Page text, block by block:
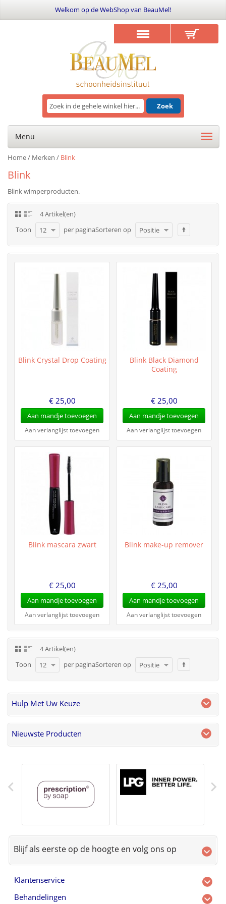
Welkom op de WebShop van BeauMel!
Zoek
Menu
Home/ Merken / Blink
Blink
Blink wimperproducten.
4 Artikel(en)
Toon
12 per paginaSorteren op Positie
Blink Crystal Drop Coating
€ 25,00
Aan mandje toevoegen
Aan verlanglijst toevoegen
Blink Black Diamond
Coating
€ 25,00
Aan mandje toevoegen
Aan verlanglijst toevoegen
Blink mascara zwart
€ 25,00
Aan mandje toevoegen
Aan verlanglijst toevoegen
Blink make-up remover
€ 25,00
Aan mandje toevoegen
Aan verlanglijst toevoegen
4 Artikel(en)
Toon
12 per paginaSorteren op Positie
Hulp Met Uw Keuze
Nieuwste Producten
Blijf als eerste op de hoogte en volg ons op
Klantenservice
Behandelingen